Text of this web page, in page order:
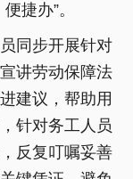
捷办”。
同步开展针对
讲劳动保障法
建议，帮助用
针对务工人员
反复叮嘱妥善